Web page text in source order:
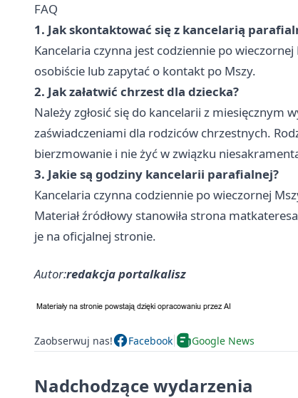
FAQ
1. Jak skontaktować się z kancelarią
Kancelaria czynna jest codziennie po
osobiście lub zapytać o kontakt po Mszy.
2. Jak załatwić chrzest dla dziecka?
Należy zgłosić się do kancelarii z miesięcznym
zaświadczeniami dla rodziców chrzestnych.
bierzmowanie i nie żyć w związku
3. Jakie są godziny kancelarii parafialnej?
Kancelaria czynna codziennie po wieczornej
Materiał źródłowy stanowiła strona
je na oficjalnej stronie.
Autor:redakcja portalkalisz
Zaobserwuj nas! Facebook Google News
Nadchodzące wydarzenia